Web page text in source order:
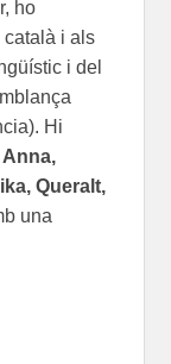
ho
català i als
i del
Hi
Anna,
Queralt,
una